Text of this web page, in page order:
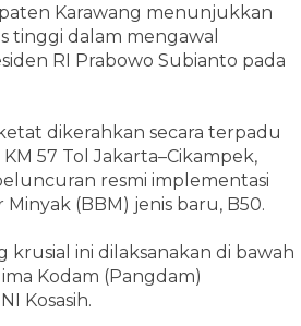
Karawang menunjukkan
tinggi dalam mengawal
RI Prabowo Subianto pada
dikerahkan secara terpadu
57 Tol Jakarta–Cikampek,
resmi implementasi
Minyak (BBM) jenis baru, B50.
krusial ini dilaksanakan di bawah
Kodam (Pangdam)
Kosasih.